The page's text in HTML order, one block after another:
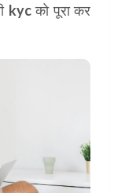
kyc को पूरा कर